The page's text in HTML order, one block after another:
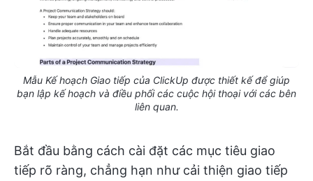
Mẫu Kế hoạch Giao tiếp của ClickUp được thiết kế để giúp
bạn lập kế hoạch và điều phối các cuộc hội thoại với các bên
liên quan.
Bắt đầu bằng cách cài đặt các mục tiêu giao
tiếp rõ ràng, chẳng hạn như cải thiện giao tiếp